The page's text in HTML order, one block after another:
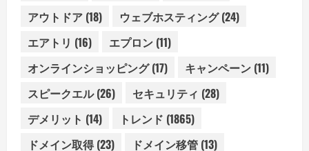
アウトドア (18) ウェブホスティング(24)
エアトリ (16) エプロン (11)
オンラインショッピング(17) キャンペーン (11)
スピークエル(26) セキュリティ (28)
デメリット (14) トレンド (1865)
ドメイン取得(23) ドメイン移管 (13)